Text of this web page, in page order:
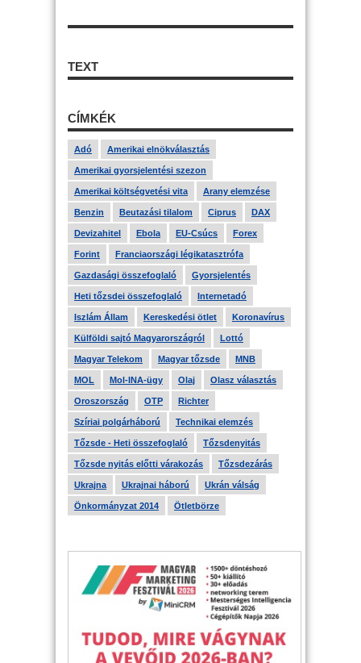
TEXT
CÍMKÉK
Adó Amerikai elnökválasztás
Amerikai gyorsjelentési szezon
Amerikai költségvetési vita Arany elemzése
Benzin Beutazási tilalom Ciprus DAX
Devizahitel Ebola EU-Csúcs Forex
Forint Franciaországi légikatasztrófa
Gazdasági összefoglaló Gyorsjelentés
Heti tőzsdei összefoglaló Internetadó
Iszlám Állam Kereskedési ötlet Koronavírus
Külföldi sajtó Magyarországról Lottó
Magyar Telekom Magyar tőzsde MNB
MOL Mol-INA-ügy Olaj Olasz választás
Oroszország OTP Richter
Szíriai polgárháború Technikai elemzés
Tőzsde - Heti összefoglaló Tőzsdenyitás
Tőzsde nyitás előtti várakozás Tőzsdezárás
Ukrajna Ukrajnai háború Ukrán válság
Önkormányzat 2014 Ötletbörze